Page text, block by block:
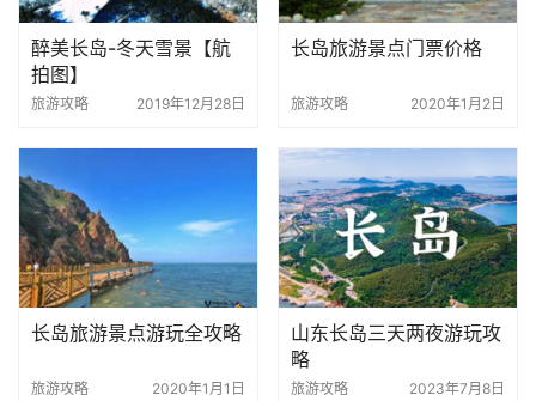
醉美长岛-冬天雪景【航
拍图】
旅游攻略 2019年12月28日
长岛旅游景点门票价格
旅游攻略 2020年1月2日
长岛旅游景点游玩全攻略
旅游攻略 2020年1月1日
山东长岛三天两夜游玩攻
略
旅游攻略 2023年7月8日